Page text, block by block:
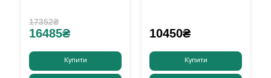
17352₴
16485₴
Купити
10450₴
Купити